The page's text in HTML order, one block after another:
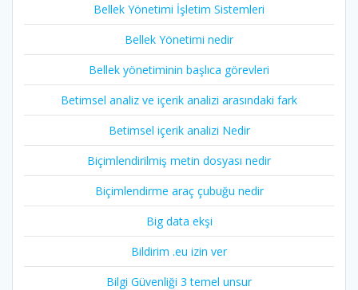
Bellek Yönetimi İşletim Sistemleri
Bellek Yönetimi nedir
Bellek yönetiminin başlıca görevleri
Betimsel analiz ve içerik analizi arasındaki fark
Betimsel içerik analizi Nedir
Biçimlendirilmiş metin dosyası nedir
Biçimlendirme araç çubuğu nedir
Big data ekşi
Bildirim .eu izin ver
Bilgi Güvenliği 3 temel unsur